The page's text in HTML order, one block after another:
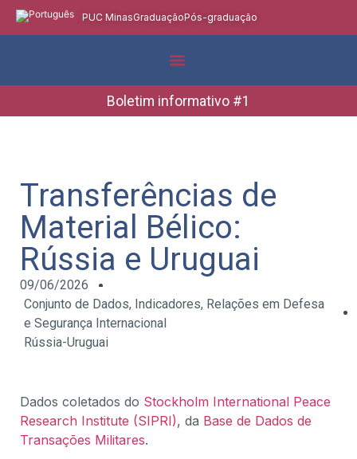
PUC MinasGraduaçãoPós-graduação
Boletim informativo #1
Transferências de
Material Bélico:
Rússia e Uruguai
09/06/2026
Conjunto de Dados, Indicadores, Relações em Defesa
e Segurança Internacional
Rússia-Uruguai
Dados coletados do Stockholm International Peace
Research Institute (SIPRI), da Base de Dados de
Transações Militares.